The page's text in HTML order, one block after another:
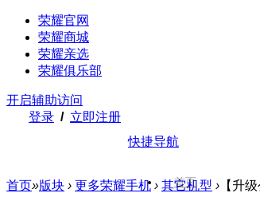
荣耀官网
荣耀商城
荣耀亲选
荣耀俱乐部
开启辅助访问
登录 / 立即注册
快捷导航
首页
首页»版块 › 更多荣耀手机 › 其它机型 › 【升